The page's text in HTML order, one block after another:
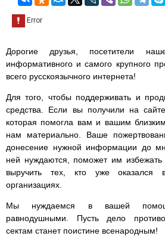
Дорогие друзья, посетители
информативного и самого крупного
всего русскоязычного интернета!
Для того, чтобы поддерживать и
средства. Если вы получили на
которая помогла вам и вашим
нам материально. Ваше
донесение нужной информации до
ней нуждаются, поможет им
выручить тех, кто уже оказался
организациях.
Мы нуждаемся в вашей
равнодушными. Пусть дело
сектам станет поистине всенародным!